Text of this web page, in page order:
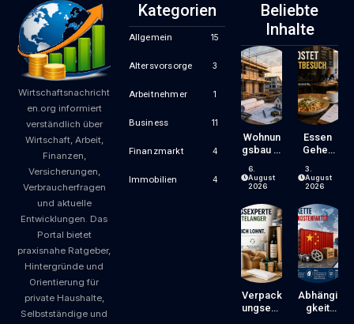
Wirtschaftsnachricht
en.org informiert
verständlich über
Wirtschaft, Arbeit,
Finanzen,
Versicherungen,
Verbraucherfragen
und aktuelle
Entwicklungen. Das
Portal bietet
praxisnahe Ratgeber,
Hintergründe und
Orientierung für
private Haushalte,
Selbstständige und
Kategorien
Allgemein 15
Altersvorsorge 3
Arbeitnehmer 1
Business 11
Finanzmarkt 4
Immobilien 4
Beliebte
Inhalte
Wohnun
Gsbau In
Krise:
Worauf
En Und
Käufer
Bei
Kosten,
Finanzie
Rung
Zeitplan
Achten
6.
August
2026
Essen
Gehen
Zum
Luxus?
Gastron
Omiepre
Ise
Entsteh
En Und
Worauf
Gäste
Achten
Können
3.
August
2026
Verpack
Ungsexp
Abhängi
Gkeit